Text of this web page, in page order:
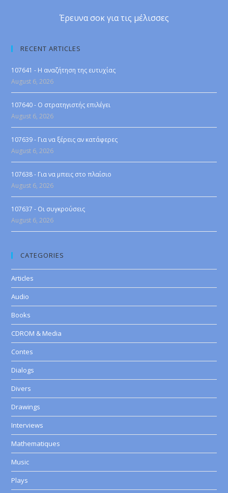
Έρευνα σοκ για τις μέλισσες
RECENT ARTICLES
107641 - Η αναζήτηση της ευτυχίας
August 6, 2026
107640 - Ο στρατηγιστής επιλέγει
August 6, 2026
107639 - Για να ξέρεις αν κατάφερες
August 6, 2026
107638 - Για να μπεις στο πλαίσιο
August 6, 2026
107637 - Οι συγκρούσεις
August 6, 2026
CATEGORIES
Articles
Audio
Books
CDROM & Media
Contes
Dialogs
Divers
Drawings
Interviews
Mathematiques
Music
Plays